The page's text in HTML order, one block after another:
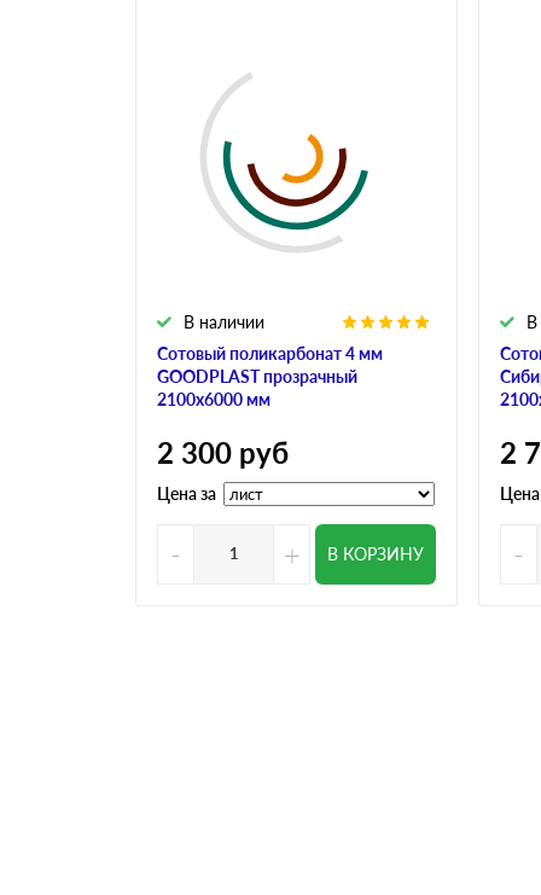
Сотовый поликарбонат 4 мм
GOODPLAST прозрачный
2100х6000 мм
В наличии
2 300 руб
Цена за
- + В КОРЗИНУ
В
2
Цена
-